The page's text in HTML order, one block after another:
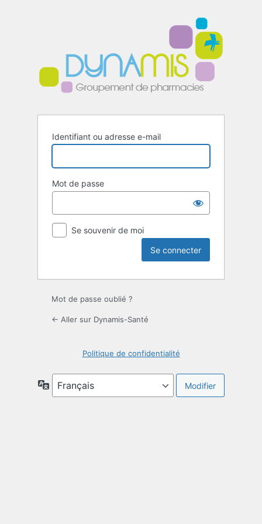
Identifiant ou adresse e-mail
Mot de passe
Se souvenir de moi
Mot de passe oublié ?
← Aller sur Dynamis-Santé
Politique de confidentialité
Langue